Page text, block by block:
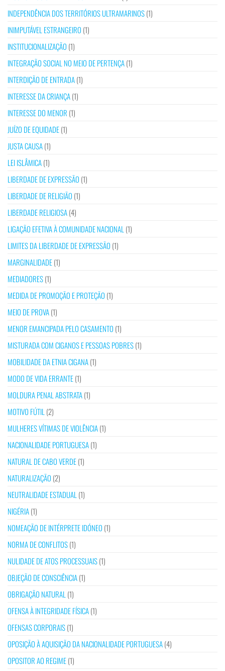
INDEPENDÊNCIA DOS TERRITÓRIOS ULTRAMARINOS(1)
INIMPUTÁVEL ESTRANGEIRO (1)
INSTITUCIONALIZAÇÃO (1)
INTEGRAÇÃO SOCIAL NO MEIO DE PERTENÇA(1)
INTERDIÇÃO DE ENTRADA(1)
INTERESSE DA CRIANÇA(1)
INTERESSE DO MENOR (1)
JUÍZO DE EQUIDADE(1)
JUSTA CAUSA(1)
LEI ISLÂMICA(1)
LIBERDADE DE EXPRESSÃO (1)
LIBERDADE DE RELIGIÃO (1)
LIBERDADE RELIGIOSA(4)
LIGAÇÃO EFETIVA À COMUNIDADE NACIONAL (1)
LIMITES DA LIBERDADE DE EXPRESSÃO (1)
MARGINALIDADE(1)
MEDIADORES(1)
MEDIDA DE PROMOÇÃO E PROTEÇÃO (1)
MEIO DE PROVA(1)
MENOR EMANCIPADA PELO CASAMENTO (1)
MISTURADA COM CIGANOS E PESSOAS POBRES(1)
MOBILIDADE DA ETNIA CIGANA(1)
MODO DE VIDA ERRANTE(1)
MOLDURA PENAL ABSTRATA(1)
MOTIVO FÚTIL (2)
MULHERES VÍTIMAS DE VIOLÊNCIA(1)
NACIONALIDADE PORTUGUESA(1)
NATURAL DE CABO VERDE(1)
NATURALIZAÇÃO (2)
NEUTRALIDADE ESTADUAL (1)
NIGÉRIA(1)
NOMEAÇÃO DE INTÉRPRETE IDÓNEO (1)
NORMA DE CONFLITOS(1)
NULIDADE DE ATOS PROCESSUAIS(1)
OBJEÇÃO DE CONSCIÊNCIA(1)
OBRIGAÇÃO NATURAL (1)
OFENSA À INTEGRIDADE FÍSICA(1)
OFENSAS CORPORAIS(1)
OPOSIÇÃO À AQUISIÇÃO DA NACIONALIDADE PORTUGUESA(4)
OPOSITOR AO REGIME(1)